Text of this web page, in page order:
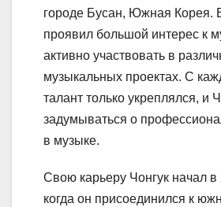
городе Бусан, Южная Корея.
проявил большой интерес к
активно участвовать в
музыкальных проектах. С
талант только укреплялся, и
задумываться о
в музыке.
Свою карьеру Чонгук начал в
когда он присоединился к